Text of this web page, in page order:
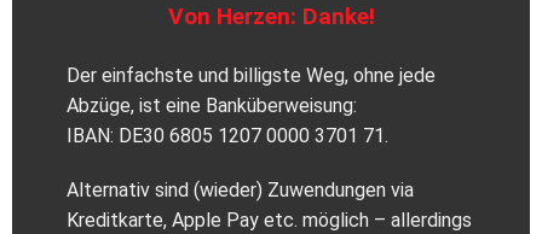
Von Herzen: Danke!
Der einfachste und billigste Weg, ohne jede
Abzüge, ist eine Banküberweisung:
IBAN: DE30 6805 1207 0000 3701 71.
Alternativ sind (wieder) Zuwendungen via
Kreditkarte, Apple Pay etc. möglich – allerdings